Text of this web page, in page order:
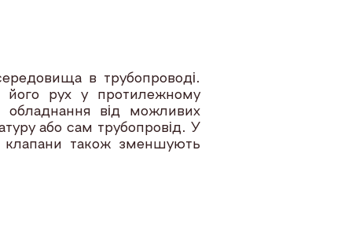
в трубопроводі.
його рух у протилежному
обладнання від можливих
або сам трубопровід. У
клапани також зменшують